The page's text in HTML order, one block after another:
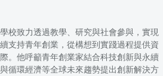
校致力透過教學、研究與社會參與，實現
支持青年創業，從構想到實踐過程提供資
。他呼籲青年創業家結合科技創新與永續
循環經濟等全球未來趨勢提出創新解決方